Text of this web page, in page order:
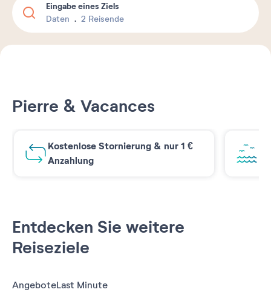
Eingabe eines Ziels
Daten 2 Reisende
Pierre & Vacances
Kostenlose Stornierung & nur 1 €
Anzahlung
Entdecken Sie weitere
Reiseziele
AngeboteLast Minute